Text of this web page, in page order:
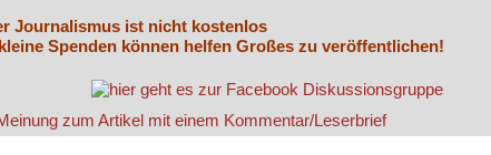
Journalismus ist nicht kostenlos
Spenden können helfen Großes zu veröffentlichen!